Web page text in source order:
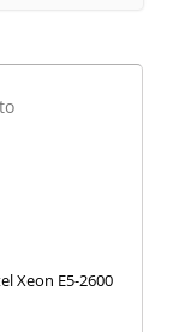
Xeon E5-2600